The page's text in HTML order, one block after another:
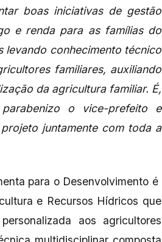
boas iniciativas de gestão
e renda para as famílias do
levando conhecimento técnico
familiares, auxiliando
da agricultura familiar. É,
o vice-prefeito e
juntamente com toda a
para o Desenvolvimento é
e Recursos Hídricos que
aos agricultores